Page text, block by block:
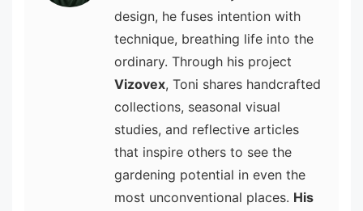
design, he fuses intention with
technique, breathing life into the
ordinary. Through his project
Vizovex, Toni shares handcrafted
collections, seasonal visual
studies, and reflective articles
that inspire others to see the
gardening potential in even the
most unconventional places. His